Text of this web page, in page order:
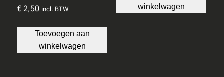
€2,50 incl. BTW
Toevoegen aan
winkelwagen
winkelwagen